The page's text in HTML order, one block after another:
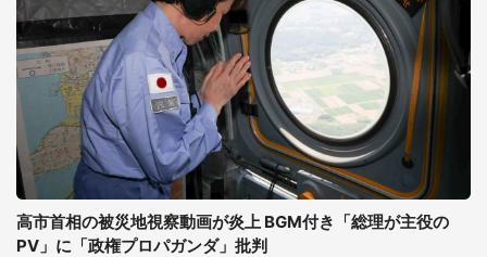
高市首相の被災地視察動画が炎上 BGM付き「総理が主役の
PV」に「政権プロパガンダ」批判